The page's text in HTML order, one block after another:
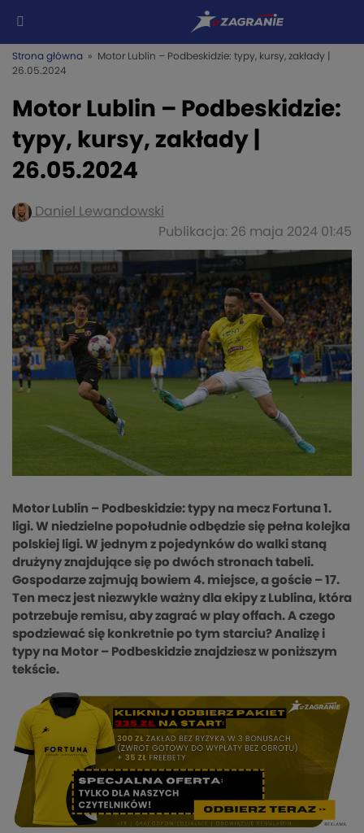
Strona główna » Motor Lublin – Podbeskidzie: typy, kursy, zakłady |
26.05.2024
Motor Lublin – Podbeskidzie:
typy, kursy, zakłady |
26.05.2024
Daniel Lewandowski
Publikacja: 26 maja 2024 01:45
Motor Lublin – Podbeskidzie: typy na mecz Fortuna 1.
ligi. W niedzielne popołudnie odbędzie się pełna kolejka
polskiej ligi. W jednym z pojedynków do walki staną
drużyny znajdujące się po dwóch stronach tabeli.
Gospodarze zajmują bowiem 4. miejsce, a goście – 17.
Ten mecz jest niezwykle ważny dla ekipy z Lublina, która
potrzebuje remisu, aby zagrać w play offach. A czego
spodziewać się konkretnie po tym starciu? Analizę i
typy na Motor – Podbeskidzie znajdziesz w poniższym
tekście.